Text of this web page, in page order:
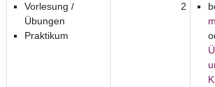
Vorlesung /
Übungen
Praktikum
2